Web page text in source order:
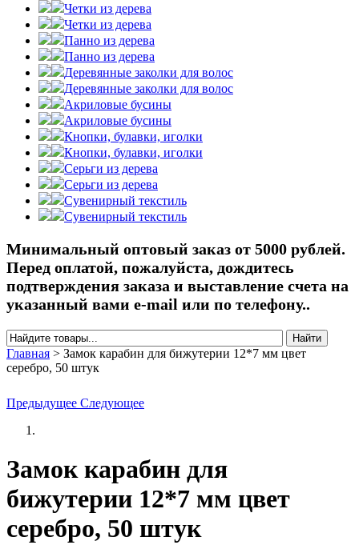
Четки из дерева
Четки из дерева
Панно из дерева
Панно из дерева
Деревянные заколки для волос
Деревянные заколки для волос
Акриловые бусины
Акриловые бусины
Кнопки, булавки, иголки
Кнопки, булавки, иголки
Серьги из дерева
Серьги из дерева
Сувенирный текстиль
Сувенирный текстиль
Минимальный оптовый заказ от 5000 рублей.
Перед оплатой, пожалуйста, дождитесь
подтверждения заказа и выставление счета на
указанный вами e-mail или по телефону..
Форма поиска
Найти
Вы здесь
Главная > Замок карабин для бижутерии 12*7 мм цвет
серебро, 50 штук
Предыдущее Следующее
Замок карабин для
бижутерии 12*7 мм цвет
серебро, 50 штук